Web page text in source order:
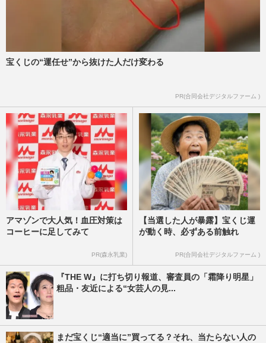
おかずクラブと同期のニューヨーク
「NSC15期芸人やりたい」
宝くじの“運任せ”から抜けた人だけ変わる
PR(合同会社デジタルファーム )
アマゾンで大人気！血圧対策は
コーヒーに足してみて
PR(森永乳業)
【当選した人が暴露】宝くじ運
が動く時、必ずある前触れ
PR(合同会社デジタルファーム )
『THE W』に打ち切り報道、審査員の「霜降り明星」
粗品・友近による“女芸人の見...
まだ宝くじ“適当に”買ってる？それ、当たらない人の